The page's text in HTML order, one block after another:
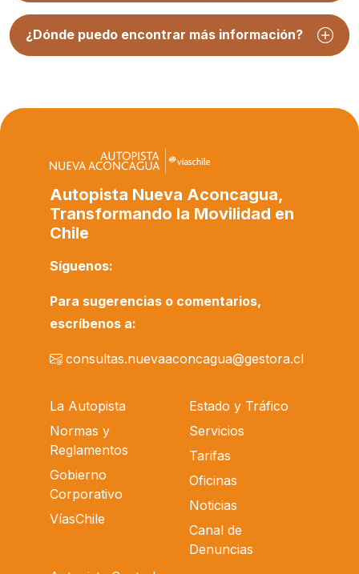
¿Dónde puedo encontrar más información?
Autopista Nueva Aconcagua,
Transformando la Movilidad en
Chile
Síguenos:
Para sugerencias o comentarios,
escríbenos a:
consultas.nuevaaconcagua@gestora.cl
La Autopista
Normas y
Reglamentos
Gobierno
Corporativo
VíasChile
Estado y Tráfico
Servicios
Tarifas
Oficinas
Noticias
Canal de
Denuncias